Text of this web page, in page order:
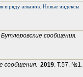
в ряду алканов. Новые индексы
Бутлеровские сообщения.
сообщения. 2019. Т.57. №1.